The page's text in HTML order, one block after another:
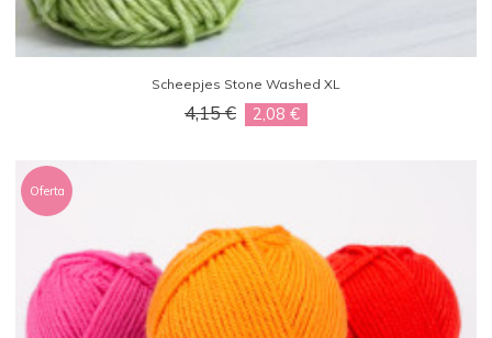
Scheepjes Stone Washed XL
4,15 € 2,08 €
Oferta